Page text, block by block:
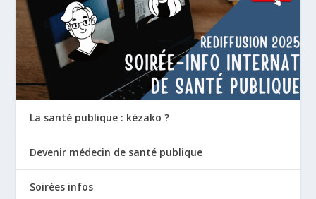
La santé publique : kézako ?
Devenir médecin de santé publique
Soirées infos